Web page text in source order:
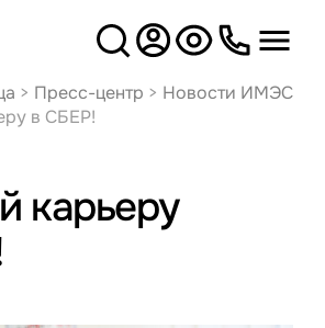
Версия
для слабовидящих
> Пресс-центр > Новости ИМЭС
в СБЕР!
карьеру